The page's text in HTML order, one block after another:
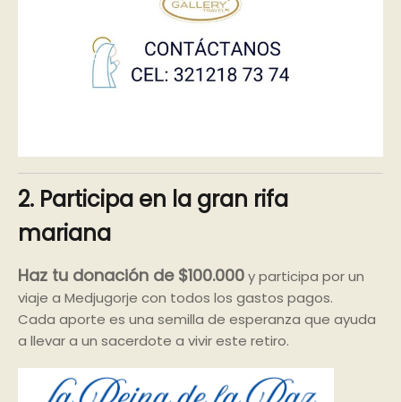
2. Participa en la gran rifa
mariana
Haz tu donación de $100.000y participa por un
viaje a Medjugorje con todos los gastos pagos.
Cada aporte es una semilla de esperanza que ayuda
a llevar a un sacerdote a vivir este retiro.